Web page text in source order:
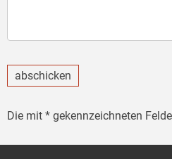
abschicken
Die mit * gekennzeichneten